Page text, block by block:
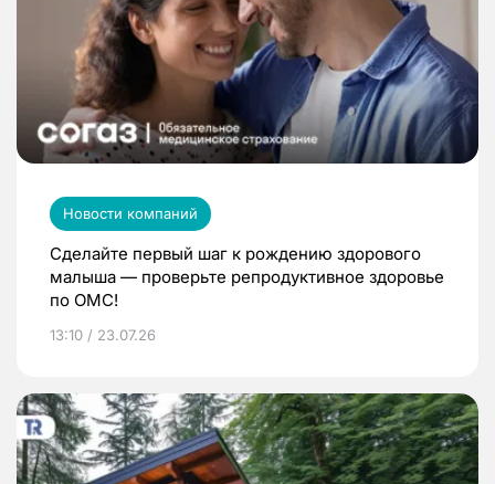
Новости компаний
Сделайте первый шаг к рождению здорового
малыша — проверьте репродуктивное здоровье
по ОМС!
13:10 / 23.07.26